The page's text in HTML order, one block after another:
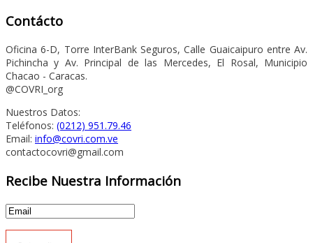
Contácto
Oficina 6-D, Torre InterBank Seguros, Calle Guaicaipuro entre Av.
Pichincha y Av. Principal de las Mercedes, El Rosal, Municipio
Chacao - Caracas.
@COVRI_org
Nuestros Datos:
Teléfonos: (0212) 951.79.46
Email: info@covri.com.ve
contactocovri@gmail.com
Recibe Nuestra Información